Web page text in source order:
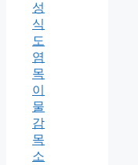
성
식
도
염
목
이
물
감
목
소